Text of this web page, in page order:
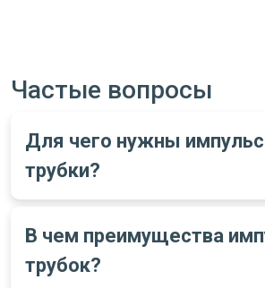
Частые вопросы
Для чего нужны
трубки?
В чем преимущества
трубок?